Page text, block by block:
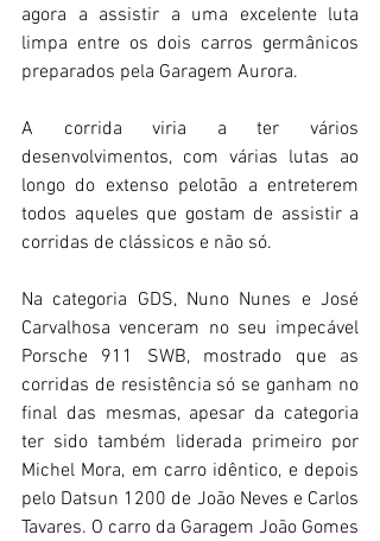
agora a assistir a uma excelente luta
limpa entre os dois carros germânicos
preparados pela Garagem Aurora.
A corrida viria a ter vários
desenvolvimentos, com várias lutas ao
longo do extenso pelotão a entreterem
todos aqueles que gostam de assistir a
corridas de clássicos e não só.
Na categoria GDS, Nuno Nunes e José
Carvalhosa venceram no seu impecável
Porsche 911 SWB, mostrado que as
corridas de resistência só se ganham no
final das mesmas, apesar da categoria
ter sido também liderada primeiro por
Michel Mora, em carro idêntico, e depois
pelo Datsun 1200 de João Neves e Carlos
Tavares. O carro da Garagem João Gomes